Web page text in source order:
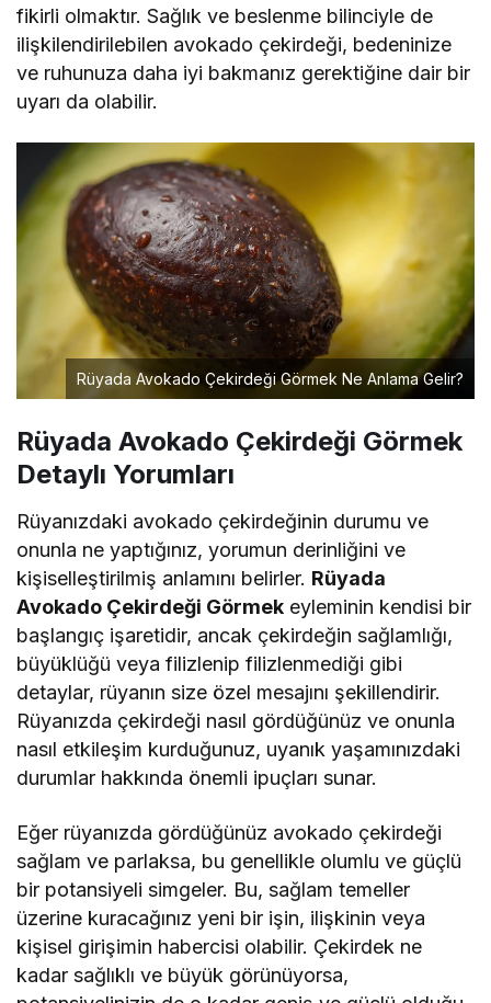
fikirli olmaktır. Sağlık ve beslenme bilinciyle de
ilişkilendirilebilen avokado çekirdeği, bedeninize
ve ruhunuza daha iyi bakmanız gerektiğine dair bir
uyarı da olabilir.
Rüyada Avokado Çekirdeği Görmek Ne Anlama Gelir?
Rüyada Avokado Çekirdeği Görmek
Detaylı Yorumları
Rüyanızdaki avokado çekirdeğinin durumu ve
onunla ne yaptığınız, yorumun derinliğini ve
kişiselleştirilmiş anlamını belirler. Rüyada
Avokado Çekirdeği Görmek eyleminin kendisi bir
başlangıç işaretidir, ancak çekirdeğin sağlamlığı,
büyüklüğü veya filizlenip filizlenmediği gibi
detaylar, rüyanın size özel mesajını şekillendirir.
Rüyanızda çekirdeği nasıl gördüğünüz ve onunla
nasıl etkileşim kurduğunuz, uyanık yaşamınızdaki
durumlar hakkında önemli ipuçları sunar.
Eğer rüyanızda gördüğünüz avokado çekirdeği
sağlam ve parlaksa, bu genellikle olumlu ve güçlü
bir potansiyeli simgeler. Bu, sağlam temeller
üzerine kuracağınız yeni bir işin, ilişkinin veya
kişisel girişimin habercisi olabilir. Çekirdek ne
kadar sağlıklı ve büyük görünüyorsa,